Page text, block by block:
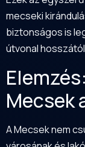
mecseki
biztonságos is
útvonal
Mecsek
A Mecsek nem